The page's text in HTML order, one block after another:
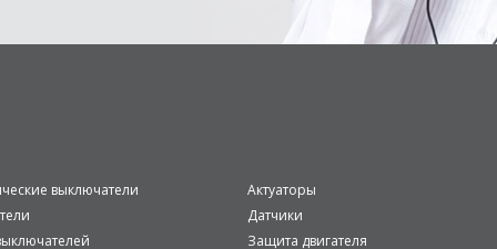
выключатели
Актуаторы
Датчики
Защита двигателя